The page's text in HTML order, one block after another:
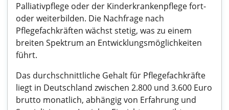
Palliativpflege oder der Kinderkrankenpflege fort-
oder weiterbilden. Die Nachfrage nach
Pflegefachkräften wächst stetig, was zu einem
breiten Spektrum an Entwicklungsmöglichkeiten
führt.
Das durchschnittliche Gehalt für Pflegefachkräfte
liegt in Deutschland zwischen 2.800 und 3.600 Euro
brutto monatlich, abhängig von Erfahrung und